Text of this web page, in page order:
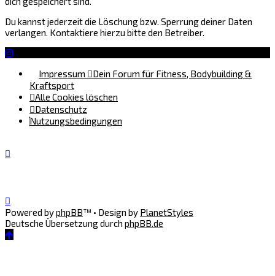
Du kannst jederzeit die Löschung bzw. Sperrung deiner Daten
verlangen. Kontaktiere hierzu bitte den Betreiber.
Impressum
Dein Forum für Fitness, Bodybuilding &
Kraftsport
Alle Cookies löschen
Datenschutz
Nutzungsbedingungen
Powered byphpBB™ • Design by PlanetStyles
Deutsche Übersetzung durch phpBB.de